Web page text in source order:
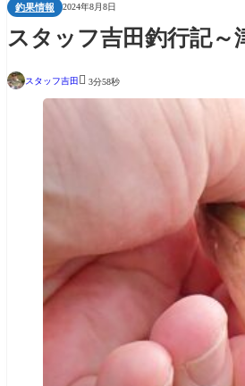
釣果情報 2024年8月8日
スタッフ吉田釣行記～
スタッフ吉田  3分58秒